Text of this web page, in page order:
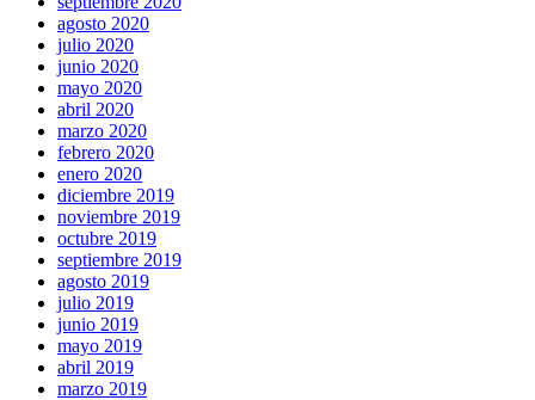
agosto 2020
julio 2020
junio 2020
mayo 2020
abril 2020
marzo 2020
febrero 2020
enero 2020
diciembre 2019
noviembre 2019
octubre 2019
septiembre 2019
agosto 2019
julio 2019
junio 2019
mayo 2019
abril 2019
marzo 2019